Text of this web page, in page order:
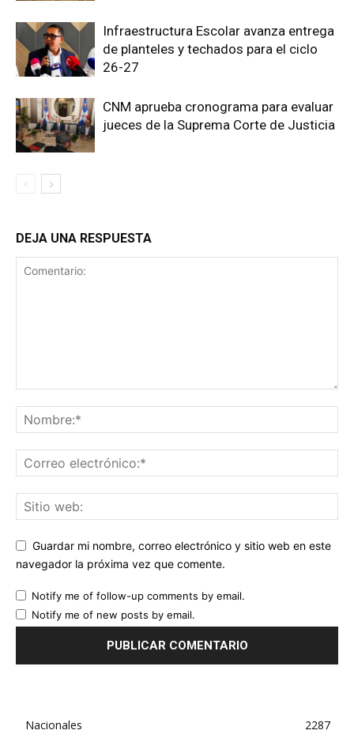
Infraestructura Escolar avanza entrega
de planteles y techados para el ciclo
26-27
CNM aprueba cronograma para evaluar
jueces de la Suprema Corte de Justicia
DEJA UNA RESPUESTA
Guardar mi nombre, correo electrónico y sitio web en este
navegador la próxima vez que comente.
Notify me of follow-up comments by email.
Notify me of new posts by email.
Nacionales
2287